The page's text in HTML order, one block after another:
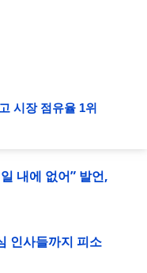
시장 점유율 1위
내에 없어” 발언,
인사들까지 피소